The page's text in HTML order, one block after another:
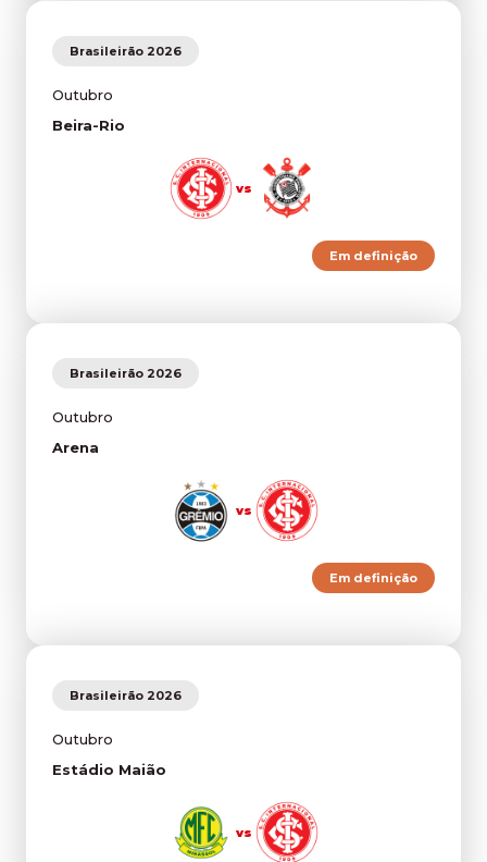
Brasileirão 2026
Outubro
Beira-Rio
vs
Em definição
Brasileirão 2026
Outubro
Arena
vs
Em definição
Brasileirão 2026
Outubro
Estádio Maião
vs